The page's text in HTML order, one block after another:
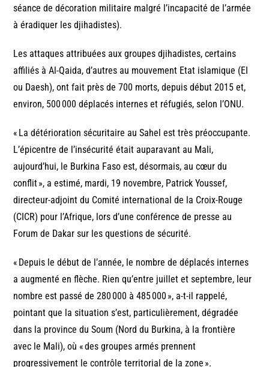
séance de décoration militaire malgré l’incapacité de l’armée
à éradiquer les djihadistes).
Les attaques attribuées aux groupes djihadistes, certains
affiliés à Al-Qaida, d’autres au mouvement Etat islamique (EI
ou Daesh), ont fait près de 700 morts, depuis début 2015 et,
environ, 500 000 déplacés internes et réfugiés, selon l’ONU.
« La détérioration sécuritaire au Sahel est très préoccupante.
L’épicentre de l’insécurité était auparavant au Mali,
aujourd’hui, le Burkina Faso est, désormais, au cœur du
conflit », a estimé, mardi, 19 novembre, Patrick Youssef,
directeur-adjoint du Comité international de la Croix-Rouge
(CICR) pour l’Afrique, lors d’une conférence de presse au
Forum de Dakar sur les questions de sécurité.
« Depuis le début de l’année, le nombre de déplacés internes
a augmenté en flèche. Rien qu’entre juillet et septembre, leur
nombre est passé de 280 000 à 485 000 », a-t-il rappelé,
pointant que la situation s’est, particulièrement, dégradée
dans la province du Soum (Nord du Burkina, à la frontière
avec le Mali), où « des groupes armés prennent
progressivement le contrôle territorial de la zone ».